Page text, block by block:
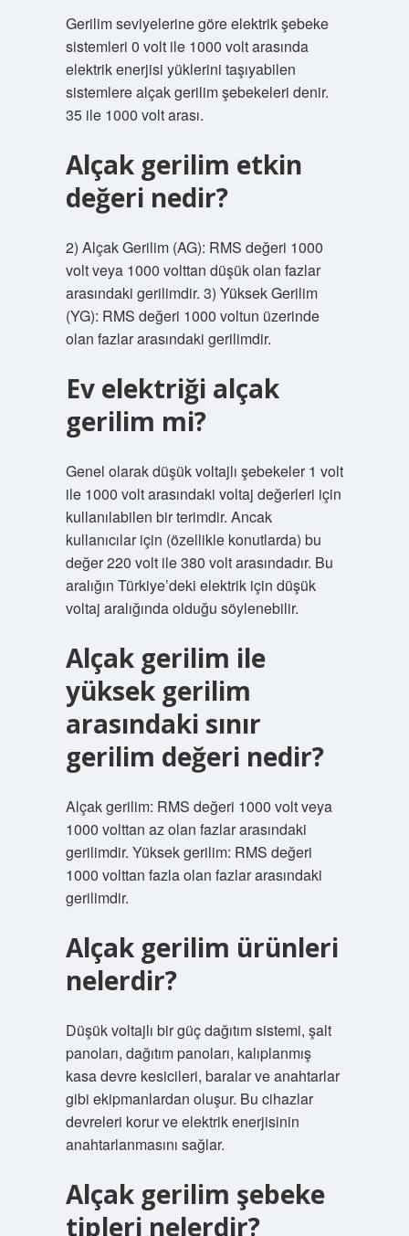
Gerilim seviyelerine göre elektrik şebeke
sistemleri 0 volt ile 1000 volt arasında
elektrik enerjisi yüklerini taşıyabilen
sistemlere alçak gerilim şebekeleri denir.
35 ile 1000 volt arası.
Alçak gerilim etkin
değeri nedir?
2) Alçak Gerilim (AG): RMS değeri 1000
volt veya 1000 volttan düşük olan fazlar
arasındaki gerilimdir. 3) Yüksek Gerilim
(YG): RMS değeri 1000 voltun üzerinde
olan fazlar arasındaki gerilimdir.
Ev elektriği alçak
gerilim mi?
Genel olarak düşük voltajlı şebekeler 1 volt
ile 1000 volt arasındaki voltaj değerleri için
kullanılabilen bir terimdir. Ancak
kullanıcılar için (özellikle konutlarda) bu
değer 220 volt ile 380 volt arasındadır. Bu
aralığın Türkiye’deki elektrik için düşük
voltaj aralığında olduğu söylenebilir.
Alçak gerilim ile
yüksek gerilim
arasındaki sınır
gerilim değeri nedir?
Alçak gerilim: RMS değeri 1000 volt veya
1000 volttan az olan fazlar arasındaki
gerilimdir. Yüksek gerilim: RMS değeri
1000 volttan fazla olan fazlar arasındaki
gerilimdir.
Alçak gerilim ürünleri
nelerdir?
Düşük voltajlı bir güç dağıtım sistemi, şalt
panoları, dağıtım panoları, kalıplanmış
kasa devre kesicileri, baralar ve anahtarlar
gibi ekipmanlardan oluşur. Bu cihazlar
devreleri korur ve elektrik enerjisinin
anahtarlanmasını sağlar.
Alçak gerilim şebeke
tipleri nelerdir?